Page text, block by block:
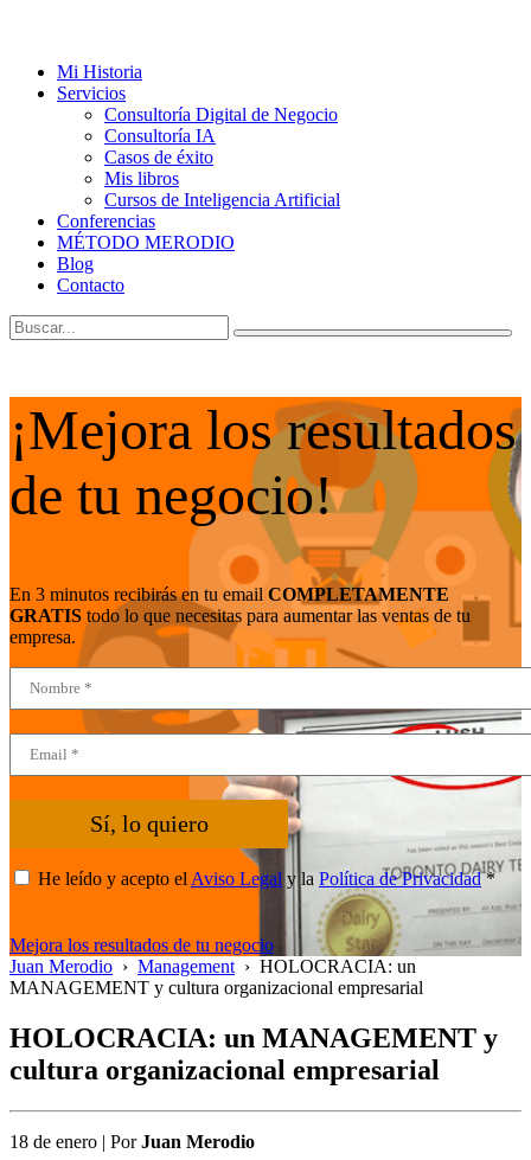
Mi Historia
Servicios
Consultoría Digital de Negocio
Consultoría IA
Casos de éxito
Mis libros
Cursos de Inteligencia Artificial
Conferencias
MÉTODO MERODIO
Blog
Contacto
¡Mejora los resultados
de tu negocio!
En 3 minutos recibirás en tu email COMPLETAMENTE
GRATIS todo lo que necesitas para aumentar las ventas de tu
empresa.
Sí, lo quiero
He leído y acepto el Aviso Legal y la Política de Privacidad*
Mejora los resultados de tu negocio
Juan Merodio › Management › HOLOCRACIA: un
MANAGEMENT y cultura organizacional empresarial
HOLOCRACIA: un MANAGEMENT y
cultura organizacional empresarial
18 de enero | PorJuan Merodio